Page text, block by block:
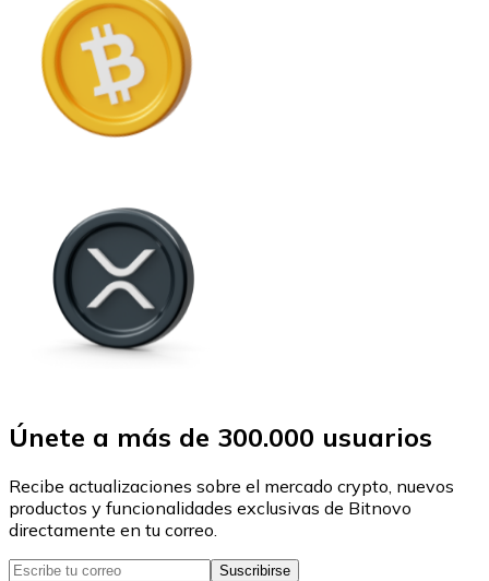
Únete a más de 300.000 usuarios
Recibe actualizaciones sobre el mercado crypto, nuevos
productos y funcionalidades exclusivas de Bitnovo
directamente en tu correo.
Suscribirse